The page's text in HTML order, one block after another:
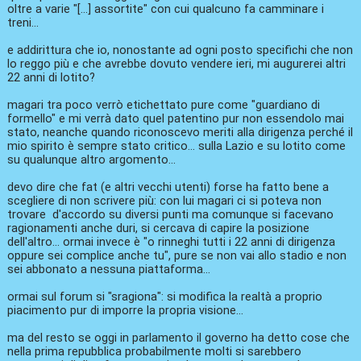
oltre a varie "[...] assortite" con cui qualcuno fa camminare i
treni...
e addirittura che io, nonostante ad ogni posto specifichi che non
lo reggo più e che avrebbe dovuto vendere ieri, mi augurerei altri
22 anni di lotito?
magari tra poco verrò etichettato pure come "guardiano di
formello" e mi verrà dato quel patentino pur non essendolo mai
stato, neanche quando riconoscevo meriti alla dirigenza perché il
mio spirito è sempre stato critico... sulla Lazio e su lotito come
su qualunque altro argomento...
devo dire che fat (e altri vecchi utenti) forse ha fatto bene a
scegliere di non scrivere più: con lui magari ci si poteva non
trovare d'accordo su diversi punti ma comunque si facevano
ragionamenti anche duri, si cercava di capire la posizione
dell'altro... ormai invece è "o rinneghi tutti i 22 anni di dirigenza
oppure sei complice anche tu", pure se non vai allo stadio e non
sei abbonato a nessuna piattaforma...
ormai sul forum si "sragiona": si modifica la realtà a proprio
piacimento pur di imporre la propria visione...
ma del resto se oggi in parlamento il governo ha detto cose che
nella prima repubblica probabilmente molti si sarebbero